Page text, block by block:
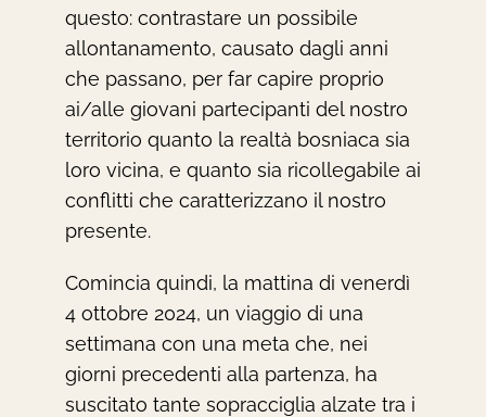
questo: contrastare un possibile
allontanamento, causato dagli anni
che passano, per far capire proprio
ai/alle giovani partecipanti del nostro
territorio quanto la realtà bosniaca sia
loro vicina, e quanto sia ricollegabile ai
conflitti che caratterizzano il nostro
presente.
Comincia quindi, la mattina di venerdì
4 ottobre 2024, un viaggio di una
settimana con una meta che, nei
giorni precedenti alla partenza, ha
suscitato tante sopracciglia alzate tra i